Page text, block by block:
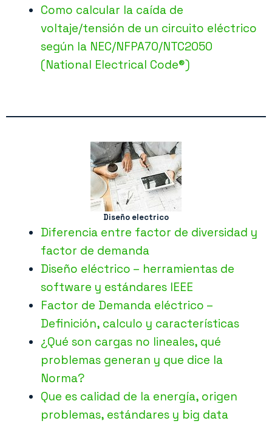
Como calcular la caída de
voltaje/tensión de un circuito eléctrico
según la NEC/NFPA70/NTC2050
(National Electrical Code®)
Diseño electrico
Diferencia entre factor de diversidad y
factor de demanda
Diseño eléctrico – herramientas de
software y estándares IEEE
Factor de Demanda eléctrico –
Definición, calculo y características
¿Qué son cargas no lineales, qué
problemas generan y que dice la
Norma?
Que es calidad de la energía, origen
problemas, estándares y big data